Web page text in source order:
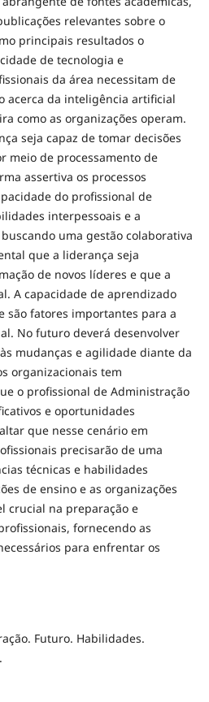
relevantes sobre o
principais resultados o
de tecnologia e
da área necessitam de
acerca da inteligência artificial
como as organizações operam.
seja capaz de tomar decisões
meio de processamento de
assertiva os processos
do profissional de
interpessoais e a
uma gestão colaborativa
que a liderança seja
de novos líderes e que a
A capacidade de aprendizado
são fatores importantes para a
No futuro deverá desenvolver
mudanças e agilidade diante da
organizacionais tem
o profissional de Administração
e oportunidades
que nesse cenário em
precisarão de uma
técnicas e habilidades
de ensino e as organizações
crucial na preparação e
fornecendo as
para enfrentar os
Futuro. Habilidades.